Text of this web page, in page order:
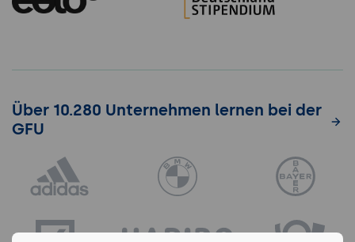
Über 10.280 Unternehmen lernen bei der
GFU